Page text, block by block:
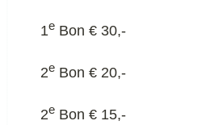
1e Bon € 30,-
2e Bon € 20,-
2e Bon € 15,-